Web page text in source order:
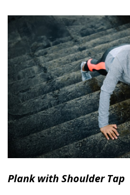
Plank with Shoulder Tap